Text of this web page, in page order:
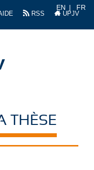
RSS UPJV
EN FR
THÈSE